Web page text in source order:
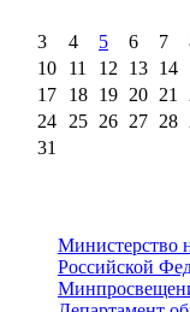
3
4 5 6 7
10
11 12 13 14
17
18 19 20 21
24
25 26 27 28
31
Министерство
Российской